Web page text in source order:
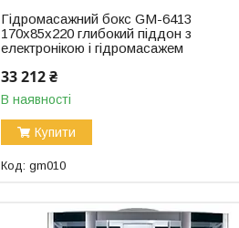
Гідромасажний бокс GM-6413
170x85x220 глибокий піддон з
електронікою і гідромасажем
33 212 ₴
В наявності
Купити
gm010